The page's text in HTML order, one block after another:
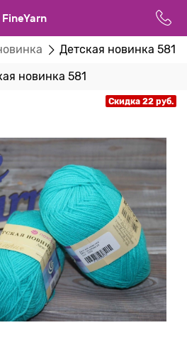
FineYarn
Детская новинка 581
новинка 581
Скидка 22 руб.